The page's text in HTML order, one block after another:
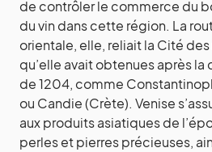
de contrôler le commerce du
du vin dans cette région. La
orientale, elle, reliait la Cité
qu’elle avait obtenues après
de 1204, comme
ou Candie (Crète). Venise
aux produits asiatiques de
perles et pierres précieuses,